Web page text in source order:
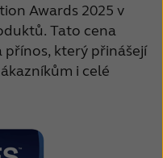
Awards 2025 v
Tato cena
přínos, který přinášejí
i celé